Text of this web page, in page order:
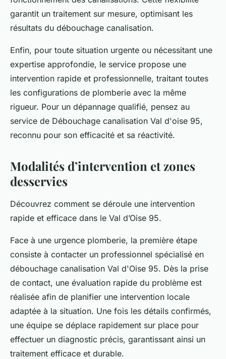
garantit un traitement sur mesure, optimisant les
résultats du débouchage canalisation.
Enfin, pour toute situation urgente ou nécessitant une
expertise approfondie, le service propose une
intervention rapide et professionnelle, traitant toutes
les configurations de plomberie avec la même
rigueur. Pour un dépannage qualifié, pensez au
service de Débouchage canalisation Val d'oise 95,
reconnu pour son efficacité et sa réactivité.
Modalités d’intervention et zones
desservies
Découvrez comment se déroule une intervention
rapide et efficace dans le Val d’Oise 95.
Face à une urgence plomberie, la première étape
consiste à contacter un professionnel spécialisé en
débouchage canalisation Val d'Oise 95. Dès la prise
de contact, une évaluation rapide du problème est
réalisée afin de planifier une intervention locale
adaptée à la situation. Une fois les détails confirmés,
une équipe se déplace rapidement sur place pour
effectuer un diagnostic précis, garantissant ainsi un
traitement efficace et durable.